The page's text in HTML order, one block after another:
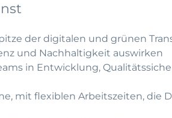
der digitalen und grünen
und Nachhaltigkeit auswirken
in Entwicklung,
mit flexiblen Arbeitszeiten, die